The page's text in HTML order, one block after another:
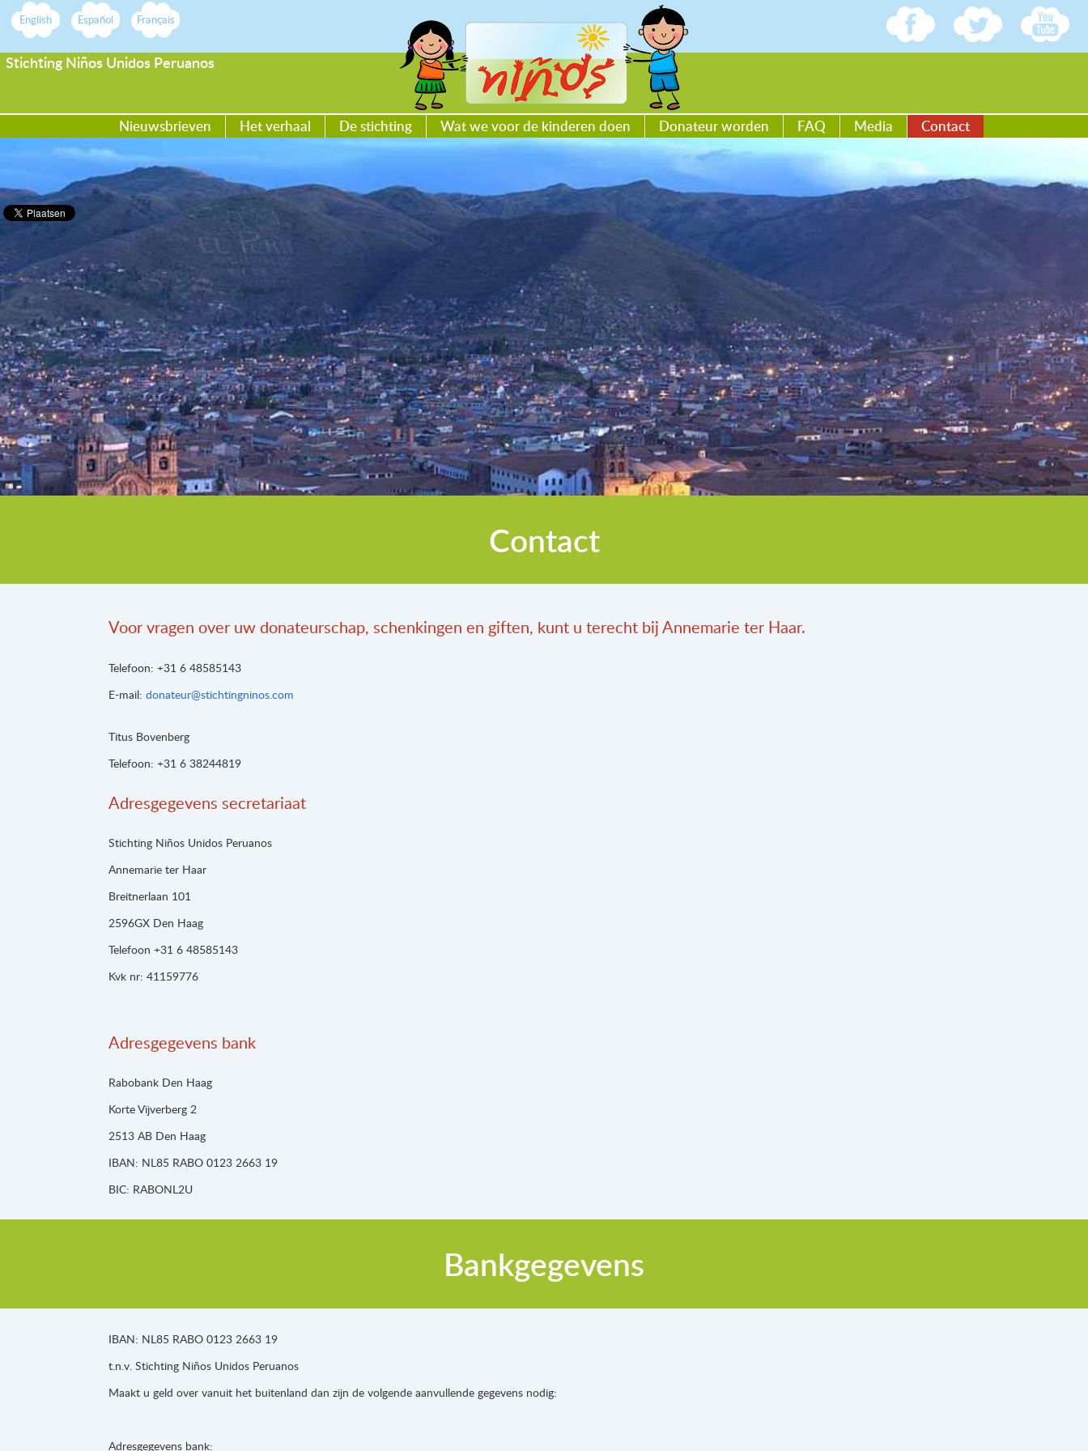
Stichting Niños Unidos Peruanos
English Español Français
Nieuwsbrieven Het verhaal De stichting Wat we voor de kinderen doen Donateur worden FAQ Media Contact
Contact
Voor vragen over uw donateurschap, schenkingen en giften, kunt u terecht bij Annemarie ter Haar.
Telefoon: +31 6 48585143
E-mail:donateur@stichtingninos.com
Titus Bovenberg
Telefoon: +31 6 38244819
Adresgegevens secretariaat
Stichting Niños Unidos Peruanos
Annemarie ter Haar
Breitnerlaan 101
2596GX Den Haag
Telefoon +31 6 48585143
Kvk nr: 41159776
Adresgegevens bank
Rabobank Den Haag
Korte Vijverberg 2
2513 AB Den Haag
IBAN: NL85 RABO 0123 2663 19
BIC: RABONL2U
Bankgegevens
IBAN: NL85 RABO 0123 2663 19
t.n.v. Stichting Niños Unidos Peruanos
Maakt u geld over vanuit het buitenland dan zijn de volgende aanvullende gegevens nodig:
Adresgegevens bank: